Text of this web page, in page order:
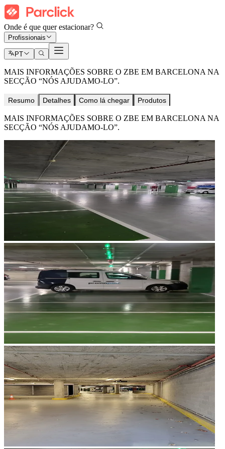
Onde é que quer estacionar?
Profissionais
PT
MAIS INFORMAÇÕES SOBRE O ZBE EM BARCELONA NA
SECÇÃO “NÓS AJUDAMO-LO”.
Resumo Detalhes Como lá chegar Produtos
MAIS INFORMAÇÕES SOBRE O ZBE EM BARCELONA NA
SECÇÃO “NÓS AJUDAMO-LO”.